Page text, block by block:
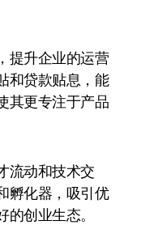
提升企业的运营
和贷款贴息，能
其更专注于产品
流动和技术交
孵化器，吸引优
创业生态。